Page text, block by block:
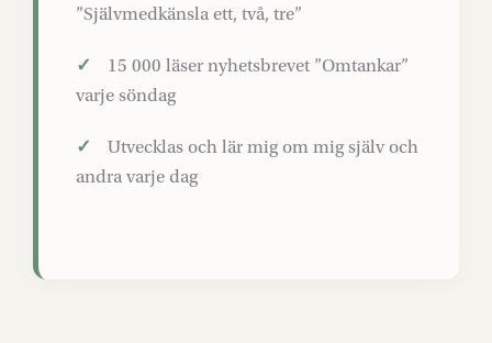
”Självmedkänsla ett, två, tre”
✓
15 000 läser nyhetsbrevet ”Omtankar”
varje söndag
✓
Utvecklas och lär mig om mig själv och
andra varje dag